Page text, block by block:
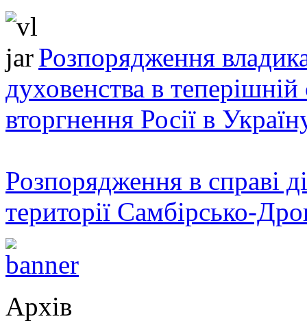
Розпорядження
духовенства в теперішній
вторгнення Росії в
Розпорядження в справі
території Самбірсько-
Архів